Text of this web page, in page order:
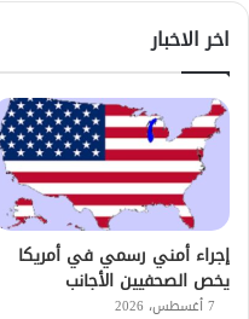
اخر الاخبار
إجراء أمني رسمي في أمريكا
يخص الصحفيين الأجانب
7 أغسطس، 2026